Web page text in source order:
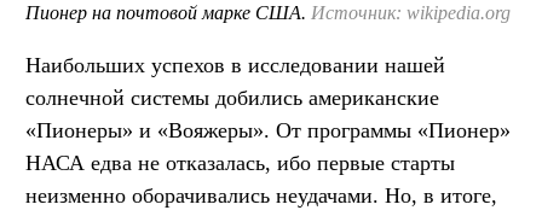
Пионер на почтовой марке США. Источник: wikipedia.org
Наибольших успехов в исследовании нашей
солнечной системы добились американские
«Пионеры» и «Вояжеры». От программы «Пионер»
НАСА едва не отказалась, ибо первые старты
неизменно оборачивались неудачами. Но, в итоге,